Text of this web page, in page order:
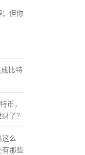
；但你
比特
币，
了？
么
有那些